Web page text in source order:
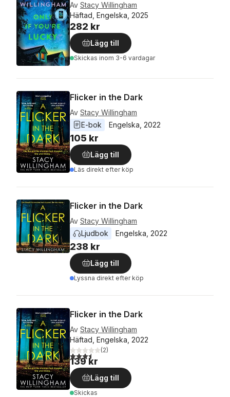
Av Stacy Willingham
Häftad, Engelska, 2025
282 kr
Lägg till
Skickas inom 3-6 vardagar
Flicker in the Dark
Av Stacy Willingham
E-bok
Engelska 2022
105 kr
Lägg till
Läs direkt efter köp
Flicker in the Dark
Av Stacy Willingham
Ljudbok
Engelska 2022
238 kr
Lägg till
Lyssna direkt efter köp
Flicker in the Dark
Av Stacy Willingham
Häftad, Engelska, 2022
3,5utav 5 stjärnor. Totalt antal röster:
(2)
139 kr
Lägg till
Skickas